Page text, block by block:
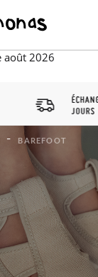
ÉCHANGES ET
JOURS
BAREFOOT